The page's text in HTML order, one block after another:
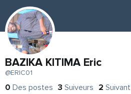
BAZIKA KITIMA Eric
@ERIC01
0 Des postes 3 Suiveurs 2 Suivant